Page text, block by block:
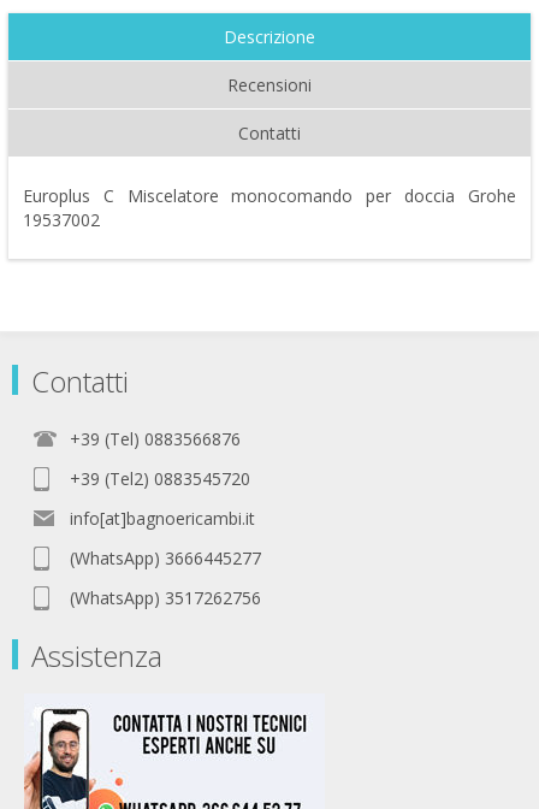
Descrizione
Recensioni
Contatti
Europlus C Miscelatore monocomando per doccia Grohe
19537002
Contatti
+39 (Tel) 0883566876
+39 (Tel2) 0883545720
info[at]bagnoericambi.it
(WhatsApp) 3666445277
(WhatsApp) 3517262756
Assistenza